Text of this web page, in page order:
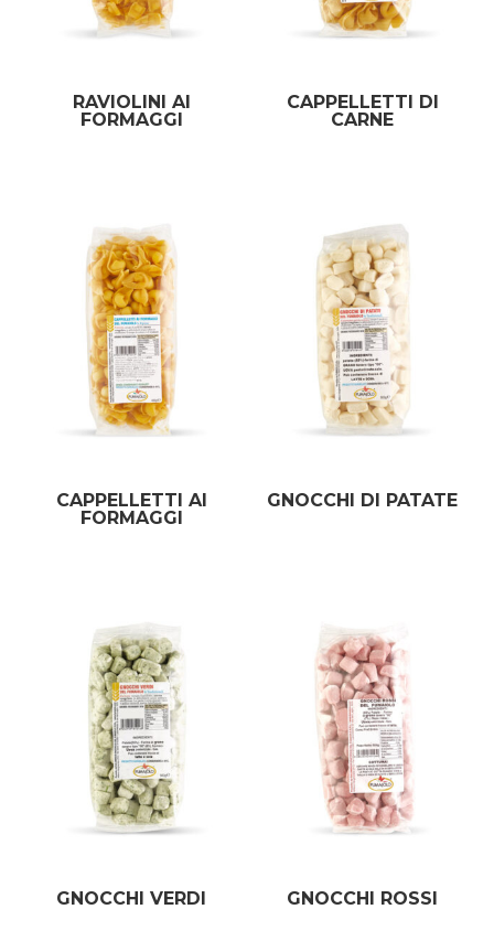
RAVIOLINI AI
FORMAGGI
CAPPELLETTI DI
CARNE
CAPPELLETTI AI
FORMAGGI
GNOCCHI DI PATATE
GNOCCHI VERDI GNOCCHI ROSSI